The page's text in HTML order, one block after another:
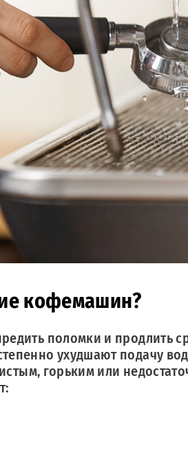
кофемашин?
поломки и продлить
ухудшают подачу
горьким или